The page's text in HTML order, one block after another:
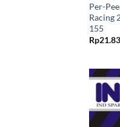
Per-
Racing
155
Rp